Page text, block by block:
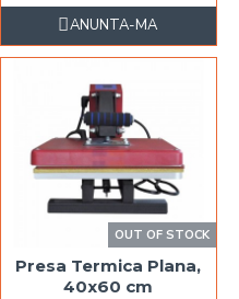
ANUNTA-MA
OUT OF STOCK
Presa Termica Plana,
40x60 cm